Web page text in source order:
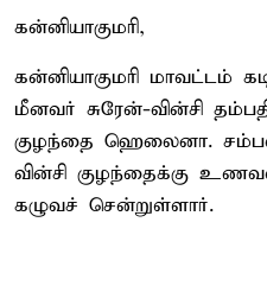
கன்னியாகுமரி,
கன்னியாகுமரி மாவட்டம்
மீனவர் சுரேன்-வின்சி
குழந்தை ஹெலைனா.
வின்சி குழந்தைக்கு
கழுவச் சென்றுள்ளார்.